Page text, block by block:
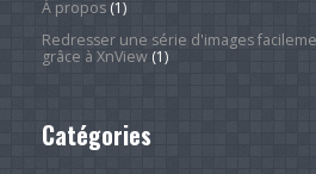
À propos(1)
Redresser une série d'images
grâce à XnView(1)
Catégories